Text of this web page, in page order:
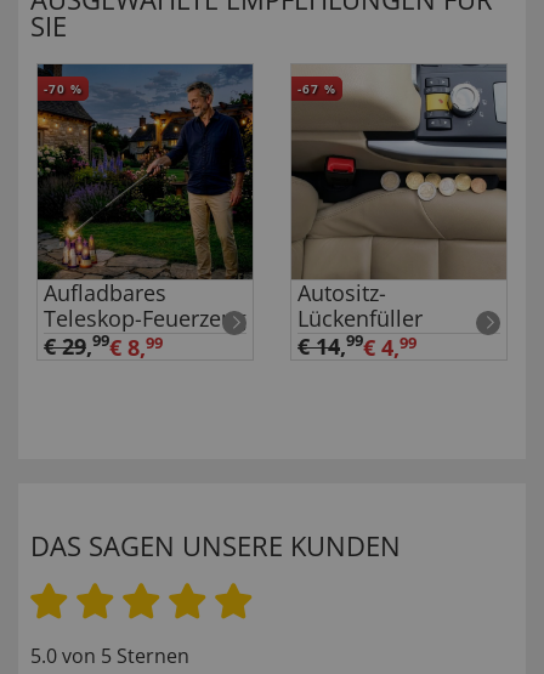
SIE
-70 %
Aufladbares
Teleskop-Feuerzeug
€ 29,99€ 8,99
-67 %
Autositz-
Lückenfüller
€ 14,99€ 4,99
DAS SAGEN UNSERE KUNDEN
5.0 von 5 Sternen